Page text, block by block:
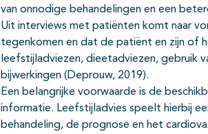
van onnodige behandelingen en een
Uit interviews met patiënten komt naar
tegenkomen en dat de patiënt en zijn of
leefstijladviezen, dieetadviezen, gebruik
bijwerkingen (Deprouw, 2019).
Een belangrijke voorwaarde is de
informatie. Leefstijladvies speelt hierbij
behandeling, de prognose en het